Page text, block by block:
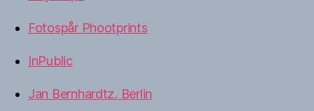
Fotospår Phootprints
InPublic
Jan Bernhardtz, Berlin